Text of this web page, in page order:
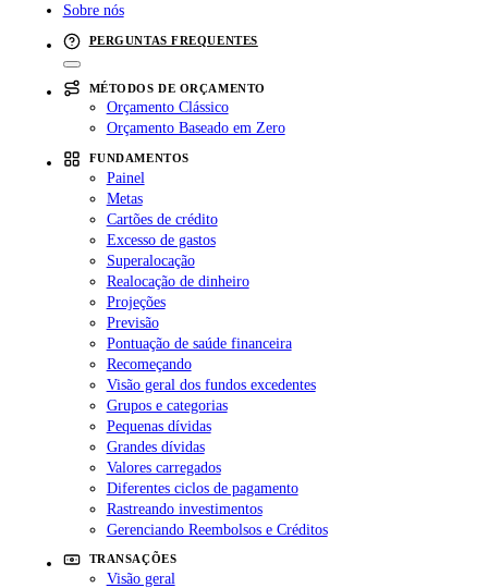
Sobre nós
PERGUNTAS FREQUENTES
MÉTODOS DE ORÇAMENTO
Orçamento Clássico
Orçamento Baseado em Zero
FUNDAMENTOS
Painel
Metas
Cartões de crédito
Excesso de gastos
Superalocação
Realocação de dinheiro
Projeções
Previsão
Pontuação de saúde financeira
Recomeçando
Visão geral dos fundos excedentes
Grupos e categorias
Pequenas dívidas
Grandes dívidas
Valores carregados
Diferentes ciclos de pagamento
Rastreando investimentos
Gerenciando Reembolsos e Créditos
TRANSAÇÕES
Visão geral